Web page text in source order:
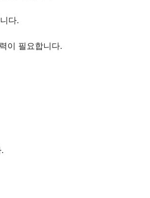
다.
이 필요합니다.